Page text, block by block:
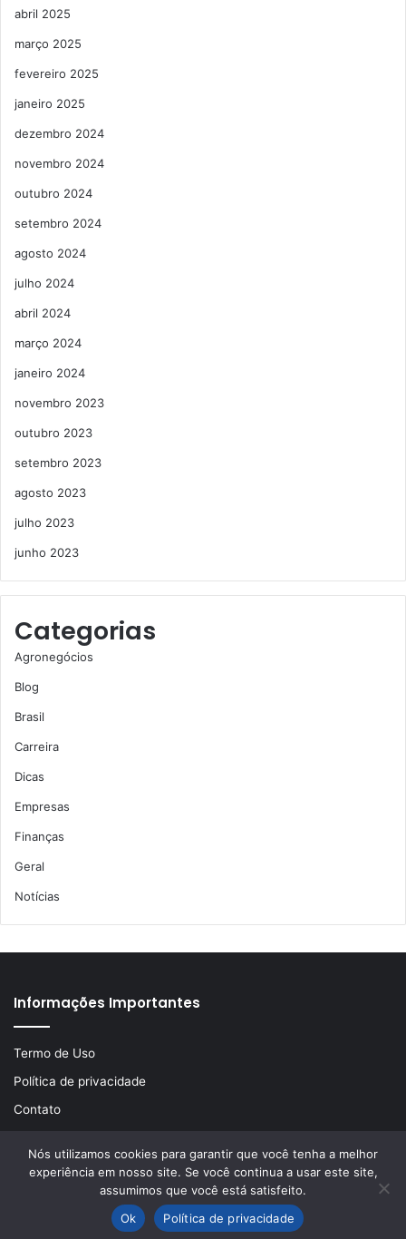
abril 2025
março 2025
fevereiro 2025
janeiro 2025
dezembro 2024
novembro 2024
outubro 2024
setembro 2024
agosto 2024
julho 2024
abril 2024
março 2024
janeiro 2024
novembro 2023
outubro 2023
setembro 2023
agosto 2023
julho 2023
junho 2023
Categorias
Agronegócios
Blog
Brasil
Carreira
Dicas
Empresas
Finanças
Geral
Notícias
Informações Importantes
Termo de Uso
Política de privacidade
Contato
© Copyright 2026, Todos os direitos reservados | Desenvolvido
porLA Comunicações
Nós utilizamos cookies para garantir que você tenha a melhor
experiência em nosso site. Se você continua a usar este site,
assumimos que você está satisfeito.
Ok
Política de privacidade